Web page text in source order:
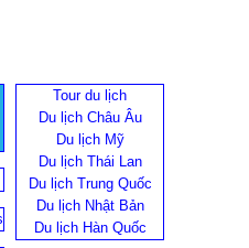
Tour du lịch
Du lịch Châu Âu
Du lịch Mỹ
Du lịch Thái Lan
Du lịch Trung Quốc
Du lịch Nhật Bản
Du lịch Hàn Quốc